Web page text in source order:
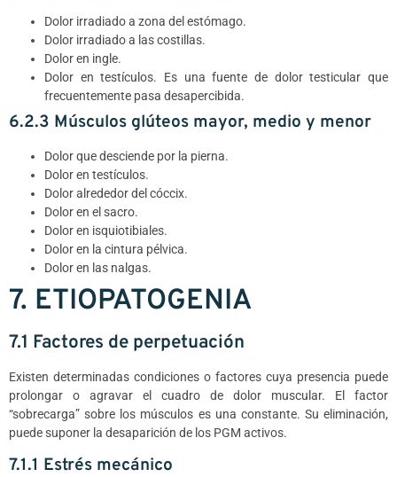
Dolor irradiado a zona del estómago.
Dolor irradiado a las costillas.
Dolor en ingle.
Dolor en testículos. Es una fuente de dolor testicular que
frecuentemente pasa desapercibida.
6.2.3 Músculos glúteos mayor, medio y menor
Dolor que desciende por la pierna.
Dolor en testículos.
Dolor alrededor del cóccix.
Dolor en el sacro.
Dolor en isquiotibiales.
Dolor en la cintura pélvica.
Dolor en las nalgas.
7. ETIOPATOGENIA
7.1 Factores de perpetuación
Existen determinadas condiciones o factores cuya presencia puede
prolongar o agravar el cuadro de dolor muscular. El factor
“sobrecarga” sobre los músculos es una constante. Su eliminación,
puede suponer la desaparición de los PGM activos.
7.1.1 Estrés mecánico